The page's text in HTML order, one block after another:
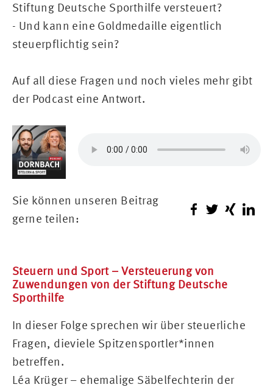
Stiftung Deutsche Sporthilfe versteuert?
- Und kann eine Goldmedaille eigentlich
steuerpflichtig sein?
Auf all diese Fragen und noch vieles mehr gibt
der Podcast eine Antwort.
Sie können unseren Beitrag
gerne teilen:
Steuern und Sport – Versteuerung von
Zuwendungen von der Stiftung Deutsche
Sporthilfe
In dieser Folge sprechen wir über steuerliche
Fragen, dieviele Spitzensportler*innen
betreffen.
Léa Krüger – ehemalige Säbelfechterin der